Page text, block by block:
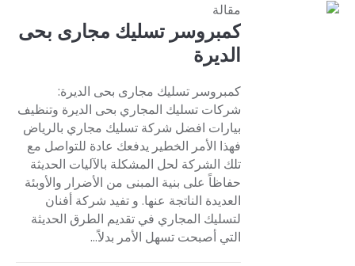
مقالة
كمبروسر تسليك مجارى بحى
الديرة
كمبروسر تسليك مجارى بحى الديرة:
شركات تسليك المجاري بحى الديرة وتنظيف
بيارات افضل شركة تسليك مجاري بالرياض
فهذا الأمر الخطير يدفعك عادة للتواصل مع
تلك الشركة لحل المشكلة بالآليات الحديثة
حفاظاً على بنية المبنى من الأضرار والأوبئة
العديدة الناتجة عنها. و تفيد شركة أفنان
لتسليك المجاري في تقديم الطرق الحديثة
التي أصبحت تسهل الأمر بدلاً...